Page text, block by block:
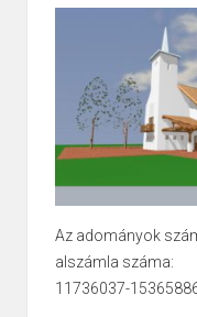
Az adományok
alszámla száma:
11736037-